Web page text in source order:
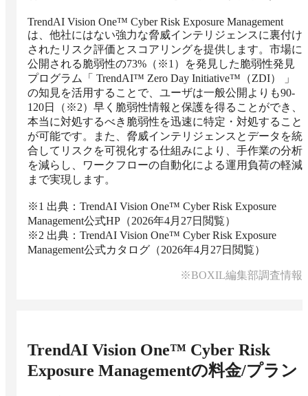
TrendAI Vision One™ Cyber Risk Exposure Management
は、他社にはない強力な脅威インテリジェンスに裏付け
されたリスク評価とスコアリングを提供します。市場に
公開される脆弱性の73%（※1）を発見した脆弱性発見
プログラム「 TrendAI™ Zero Day Initiative™（ZDI） 」
の知見を活用することで、ユーザは一般公開よりも90-
120日（※2）早く脆弱性情報と保護を得ることができ、
本当に対処するべき脆弱性を迅速に特定・対処すること
が可能です。また、脅威インテリジェンスとデータを統
合してリスクを可視化する仕組みにより、手作業の分析
を減らし、ワークフローの自動化による運用負荷の軽減
まで実現します。
※1 出典：TrendAI Vision One™ Cyber Risk Exposure
Management公式HP（2026年4月27日閲覧）
※2 出典：TrendAI Vision One™ Cyber Risk Exposure
Management公式カタログ（2026年4月27日閲覧）
※BOXIL編集部調査情報
TrendAI Vision One™ Cyber Risk
Exposure Managementの料金/プラン